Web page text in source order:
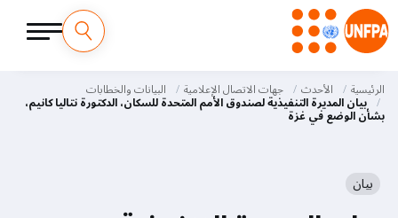
إلى
المحتوى
الرئيسي
M
aالرئيسية الأحدث جهات الاتصال الإعلامية البيانات والخطابات
بيان المديرة التنفيذية لصندوق الأمم المتحدة للسكان، الدكتورة نتاليا كانيم،
بشأن الوضع في غزة
بيان